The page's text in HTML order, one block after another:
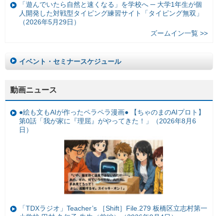
「遊んでいたら自然と速くなる」を学校へ ─ 大学1年生が個
人開発した対戦型タイピング練習サイト「タイピング無双」
（2026年5月29日）
ズームイン一覧 >>
イベント・セミナースケジュール
動画ニュース
●絵も文もAIが作ったペラペラ漫画● 【ちゃのまのAIプロト】
第0話「我が家に『理屈』がやってきた！」（2026年8月6
日）
「TDXラジオ」Teacher’s ［Shift］File.279 板橋区立志村第一